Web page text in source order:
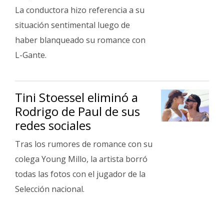
La conductora hizo referencia a su
situación sentimental luego de
haber blanqueado su romance con
L-Gante.
Tini Stoessel eliminó a
Rodrigo de Paul de sus
redes sociales
Tras los rumores de romance con su
colega Young Millo, la artista borró
todas las fotos con el jugador de la
Selección nacional.